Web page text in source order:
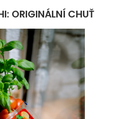
ORIGINÁLNÍ CHUŤ